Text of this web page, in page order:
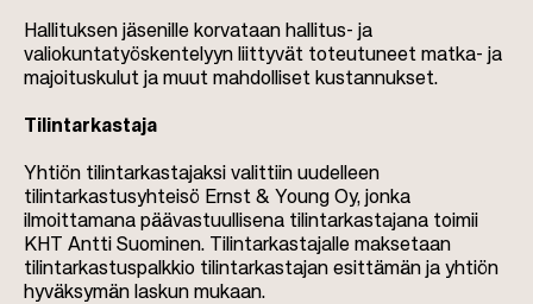
Hallituksen jäsenille korvataan hallitus- ja
valiokuntatyöskentelyyn liittyvät toteutuneet matka- ja
majoituskulut ja muut mahdolliset kustannukset.
Tilintarkastaja
Yhtiön tilintarkastajaksi valittiin uudelleen
tilintarkastusyhteisö Ernst & Young Oy, jonka
ilmoittamana päävastuullisena tilintarkastajana toimii
KHT Antti Suominen. Tilintarkastajalle maksetaan
tilintarkastuspalkkio tilintarkastajan esittämän ja yhtiön
hyväksymän laskun mukaan.